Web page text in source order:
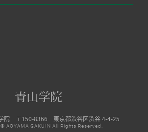
院 〒150-8366 東京都渋谷区渋谷 4-4-25
AOYAMA GAKUIN All Rights Reserved.